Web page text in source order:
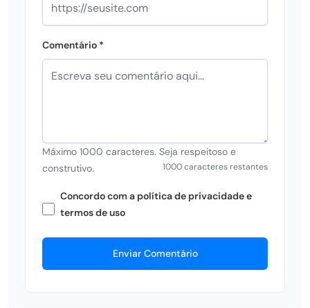
Comentário *
Máximo 1000 caracteres. Seja respeitoso e
construtivo.
1000 caracteres restantes
Concordo com a política de privacidade e
termos de uso
Enviar Comentário